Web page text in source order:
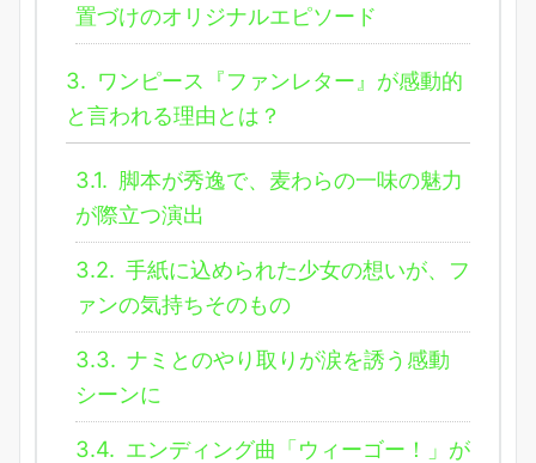
置づけのオリジナルエピソード
3. ワンピース『ファンレター』が感動的
と言われる理由とは？
3.1. 脚本が秀逸で、麦わらの一味の魅力
が際立つ演出
3.2. 手紙に込められた少女の想いが、フ
ァンの気持ちそのもの
3.3. ナミとのやり取りが涙を誘う感動
シーンに
3.4. エンディング曲「ウィーゴー！」が